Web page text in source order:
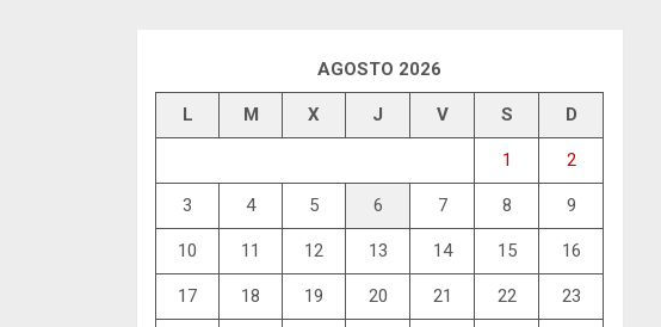
AGOSTO 2026
L M X J V S D
1 2
3 4 5 6 7 8 9
10 11 12 13 14 15 16
17 18 19 20 21 22 23